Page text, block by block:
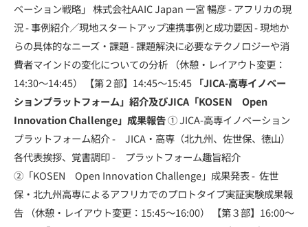
ベーション戦略」 株式会社AAIC Japan 一宮 暢彦 - アフリカの現
況 - 事例紹介／現地スタートアップ連携事例と成功要因 - 現地か
らの具体的なニーズ・課題 - 課題解決に必要なテクノロジーや消
費者マインドの変化についての分析 （休憩・レイアウト変更：
14:30～14:45） 【第２部】14:45～15:45 「JICA-高専イノベー
ションプラットフォーム」紹介及びJICA「KOSEN Open
Innovation Challenge」成果報告① JICA-高専イノベーション
プラットフォーム紹介 - JICA・高専（北九州、佐世保、徳山）
各代表挨拶、覚書調印 - プラットフォーム趣旨紹介
②「KOSEN Open Innovation Challenge」成果発表 - 佐世
保・北九州高専によるアフリカでのプロトタイプ実証実験成果報
告 （休憩・レイアウト変更：15:45～16:00） 【第３部】16:00～